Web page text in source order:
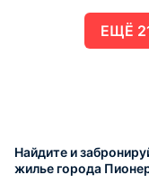
Найдите и
жилье города